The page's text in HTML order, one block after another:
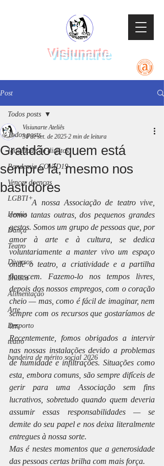
Visiunarte
Post
Todos posts
Igualdade de direitos
Pandemia COVID19
Vencer doenças
LGBTI+
Heróis
Dança
Teatro
Diversos
Música
Alimentação
Arte
Desporto
teatro
bandeira de mérito social 2026
Todos posts
Gratidão a quem está
sempre lá, mesmo nos
bastidores
Visiunarte Ateliês
30 de set. de 2025 2 min de leitura
	A nossa Associação de teatro vive,
como tantas outras, dos pequenos grandes
gestos. Somos um grupo de pessoas que, por
amor à arte e à cultura, se dedica
voluntariamente a manter vivo um espaço
onde o teatro, a criatividade e a partilha
florescem. Fazemo-lo nos tempos livres,
depois dos nossos empregos, com o coração
cheio — mas, como é fácil de imaginar, nem
sempre com os recursos que gostaríamos de
ter.
Recentemente, fomos obrigados a intervir
nas nossas instalações devido a problemas
de humidade e infiltrações. Situações como
esta, embora comuns, são sempre difíceis de
gerir para uma Associação sem fins
lucrativos, sobretudo quando quem deveria
assumir essas responsabilidades — se
demite do seu papel e nos deixa literalmente
entregues à nossa sorte.
Mas é nestes momentos que a generosidade
das pessoas certas brilha com mais força.